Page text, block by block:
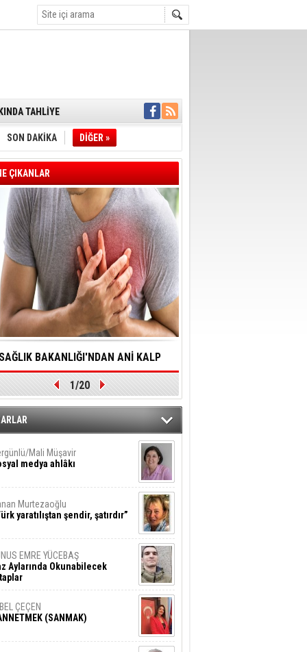
TAHLİYE
DERNEĞİ
ÇİZGİMİZ
ALANA
KARARTMA
VERİLDİ
VELİ AĞBABA
ÇERÇEVE YASA
BAŞLADI
SON DAKİKA DİĞER »
ÇIKANLAR
SAĞLIK BAKANLIĞI'NDAN ANİ KALP
DURMALARINA HIZLI MÜDAHALE
YÖNELİK ÖNLENMESİ İÇİN
ÖNEMLİ ADIM
1/20
Mali Müşavir
medya ahlâkı
Murtezaoğlu
yaratılıştan şendir, şatırdır”
EMRE YÜCEBAŞ
Aylarında Okunabilecek
ÇEÇEN
(SANMAK)